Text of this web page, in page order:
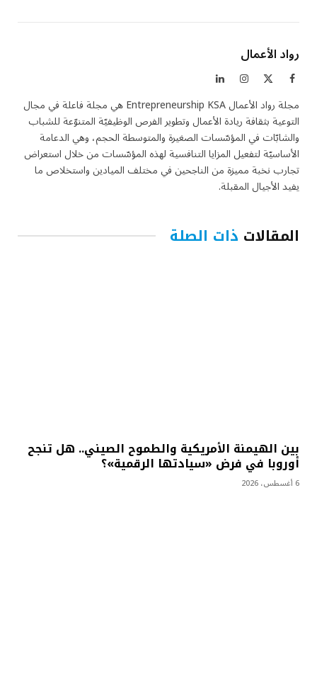
رواد الأعمال
فيسبوك الانستغراملينكدإن
مجلة رواد الأعمال Entrepreneurship KSA هي مجلة فاعلة في مجال
التوعية بثقافة ريادة الأعمال وتطوير الفرص الوظيفيّة المتنوّعة للشباب
والشابّات في المؤسّسات الصغيرة والمتوسطة الحجم، وهي الدعامة
الأساسيّة لتفعيل المزايا التنافسية لهذه المؤسّسات من خلال استعراض
تجارب نخبة مميزة من الناجحين في مختلف الميادين واستخلاص ما
يفيد الأجيال المقبلة.
المقالات ذات الصلة
بين الهيمنة الأمريكية والطموح الصيني.. هل تنجح
أوروبا في فرض «سيادتها الرقمية»؟
6 أغسطس، 2026